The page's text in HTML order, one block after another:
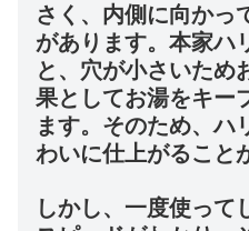
さく、内側に向かっ
があります。本家ハ
と、穴が小さいため
果としてお湯をキー
ます。そのため、ハ
わいに仕上がること
しかし、一度使って